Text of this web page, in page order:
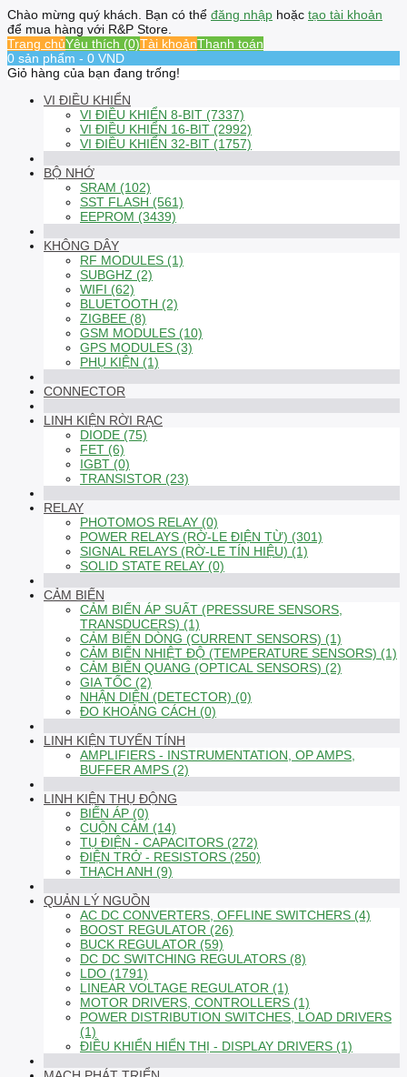
Chào mừng quý khách. Bạn có thể đăng nhập hoặc tạo tài khoản
để mua hàng với R&P Store.
Trang chủYêu thích (0)Tài khoảnThanh toán
0 sản phẩm - 0 VND
Giỏ hàng của bạn đang trống!
VI ĐIỀU KHIỂN
VI ĐIỀU KHIỂN 8-BIT (7337)
VI ĐIỀU KHIỂN 16-BIT (2992)
VI ĐIỀU KHIỂN 32-BIT (1757)
BỘ NHỚ
SRAM (102)
SST FLASH (561)
EEPROM (3439)
KHÔNG DÂY
RF MODULES (1)
SUBGHZ (2)
WIFI (62)
BLUETOOTH (2)
ZIGBEE (8)
GSM MODULES (10)
GPS MODULES (3)
PHỤ KIỆN (1)
CONNECTOR
LINH KIỆN RỜI RẠC
DIODE (75)
FET (6)
IGBT (0)
TRANSISTOR (23)
RELAY
PHOTOMOS RELAY (0)
POWER RELAYS (RỜ-LE ĐIỆN TỪ) (301)
SIGNAL RELAYS (RỜ-LE TÍN HIỆU) (1)
SOLID STATE RELAY (0)
CẢM BIẾN
CẢM BIẾN ÁP SUẤT (PRESSURE SENSORS,
TRANSDUCERS) (1)
CẢM BIẾN DÒNG (CURRENT SENSORS) (1)
CẢM BIẾN NHIỆT ĐỘ (TEMPERATURE SENSORS) (1)
CẢM BIẾN QUANG (OPTICAL SENSORS) (2)
GIA TỐC (2)
NHẬN DIỆN (DETECTOR) (0)
ĐO KHOẢNG CÁCH (0)
LINH KIỆN TUYẾN TÍNH
AMPLIFIERS - INSTRUMENTATION, OP AMPS,
BUFFER AMPS (2)
LINH KIỆN THỤ ĐỘNG
BIẾN ÁP (0)
CUỘN CẢM (14)
TỤ ĐIỆN - CAPACITORS (272)
ĐIỆN TRỞ - RESISTORS (250)
THẠCH ANH (9)
QUẢN LÝ NGUỒN
AC DC CONVERTERS, OFFLINE SWITCHERS (4)
BOOST REGULATOR (26)
BUCK REGULATOR (59)
DC DC SWITCHING REGULATORS (8)
LDO (1791)
LINEAR VOLTAGE REGULATOR (1)
MOTOR DRIVERS, CONTROLLERS (1)
POWER DISTRIBUTION SWITCHES, LOAD DRIVERS
(1)
ĐIỀU KHIỂN HIỂN THỊ - DISPLAY DRIVERS (1)